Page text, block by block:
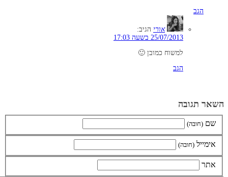
הגב
אורי הגיב:
25/07/2013 בשעה 17:03
למשוח כמובן 🙂
הגב
השאר תגובה
שם (חובה)
אימייל (חובה)
אתר